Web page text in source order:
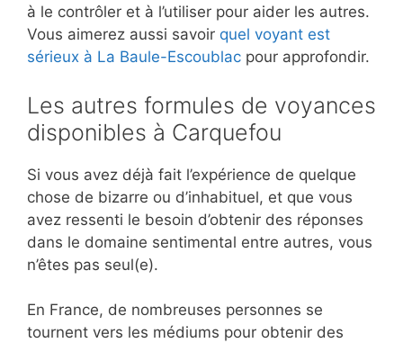
à le contrôler et à l’utiliser pour aider les autres.
Vous aimerez aussi savoir quel voyant est
sérieux à La Baule-Escoublac pour approfondir.
Les autres formules de voyances
disponibles à Carquefou
Si vous avez déjà fait l’expérience de quelque
chose de bizarre ou d’inhabituel, et que vous
avez ressenti le besoin d’obtenir des réponses
dans le domaine sentimental entre autres, vous
n’êtes pas seul(e).
En France, de nombreuses personnes se
tournent vers les médiums pour obtenir des